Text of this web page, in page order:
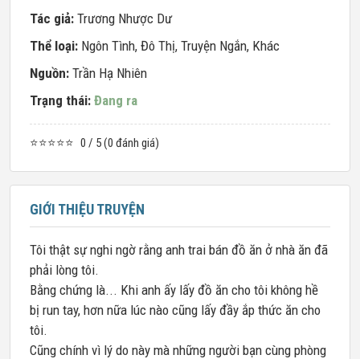
Tác giả: Trương Nhược Dư
Thể loại: Ngôn Tình, Đô Thị, Truyện Ngắn, Khác
Nguồn: Trần Hạ Nhiên
Trạng thái: Đang ra
⭐⭐⭐⭐⭐ 0 / 5 (0 đánh giá)
GIỚI THIỆU TRUYỆN
Tôi thật sự nghi ngờ rằng anh trai bán đồ ăn ở nhà ăn đã
phải lòng tôi.
Bằng chứng là... Khi anh ấy lấy đồ ăn cho tôi không hề
bị run tay, hơn nữa lúc nào cũng lấy đầy ắp thức ăn cho
tôi.
Cũng chính vì lý do này mà những người bạn cùng phòng